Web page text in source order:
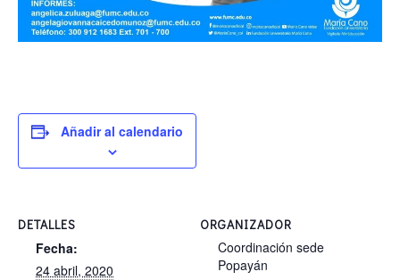
Añadir al calendario
DETALLES
Fecha:
24 abril, 2020
ORGANIZADOR
Coordinación sede
Popayán